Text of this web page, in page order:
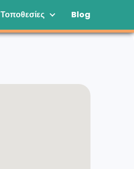
Τοποθεσίες Blog